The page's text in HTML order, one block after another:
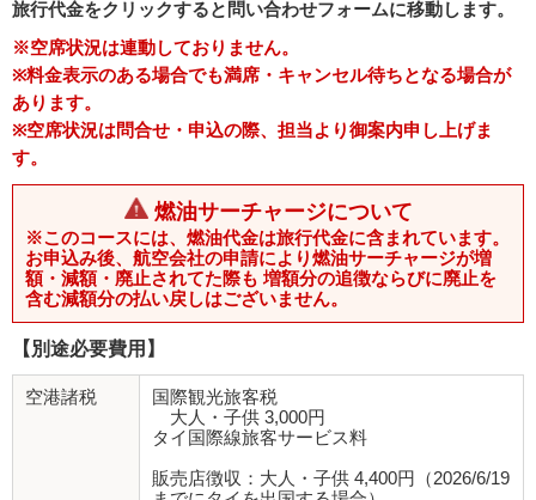
旅行代金をクリックすると問い合わせフォームに移動します。
※空席状況は連動しておりません。
※料金表示のある場合でも満席・キャンセル待ちとなる場合が
あります。
※空席状況は問合せ・申込の際、担当より御案内申し上げま
す。
燃油サーチャージについて
※このコースには、燃油代金は旅行代金に含まれています。
お申込み後、航空会社の申請により燃油サーチャージが増
額・減額・廃止されてた際も 増額分の追徴ならびに廃止を
含む減額分の払い戻しはございません。
【別途必要費用】
空港諸税
国際観光旅客税
大人・子供 3,000円
タイ国際線旅客サービス料
販売店徴収：大人・子供 4,400円（2026/6/19